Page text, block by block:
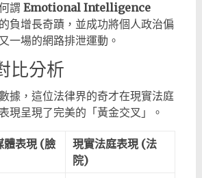
謂 Emotional Intelligence
負增長奇蹟，並成功將個人政治偏
一場的網路排泄運動。
比分析
據，這位法律界的奇才在現實法庭
現呈現了完美的「黃金交叉」。
體表現 (臉
現實法庭表現 (法
院)